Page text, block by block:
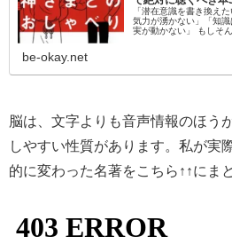
「潜在意識を書き換え
気力が湧かない」「知
実が動かない」 もしそ
be-okay.net
脳は、文字よりも音声情報のほう
しやすい性質があります。私が実
的に変わった名著をこちら↑↑にま